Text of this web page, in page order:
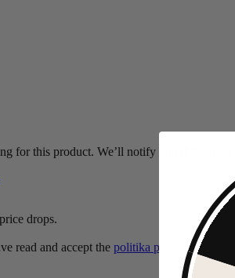
for this product. We’ll notify you if the price
drops.
read and accept the politika privatnosti
Add